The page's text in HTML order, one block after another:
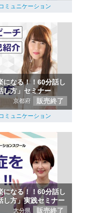
ミュニケーション
になる！！60分話し
し方」セミナー
京都府 販売終了
ミュニケーション
になる！！60分話し
し方」実践セミナー
大分県 販売終了